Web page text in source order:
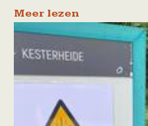
Meer lezen